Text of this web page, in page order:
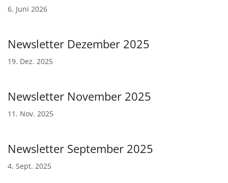
6. Juni 2026
Newsletter Dezember 2025
19. Dez. 2025
Newsletter November 2025
11. Nov. 2025
Newsletter September 2025
4. Sept. 2025